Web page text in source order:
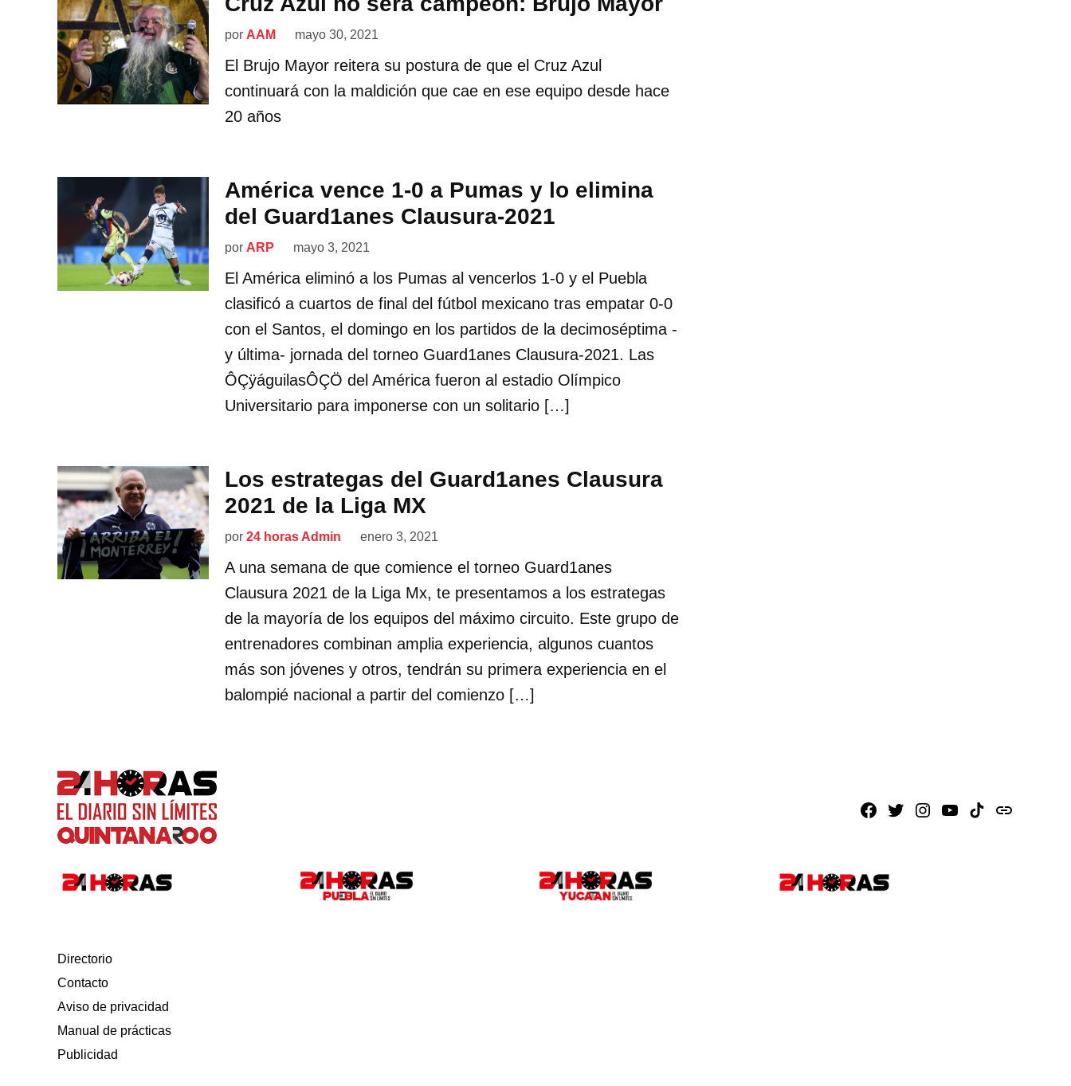
por AAM mayo 30, 2021
El Brujo Mayor reitera su postura de que el Cruz Azul
continuará con la maldición que cae en ese equipo desde hace
20 años
América vence 1-0 a Pumas y lo elimina
del Guard1anes Clausura-2021
por ARP mayo 3, 2021
El América eliminó a los Pumas al vencerlos 1-0 y el Puebla
clasificó a cuartos de final del fútbol mexicano tras empatar 0-0
con el Santos, el domingo en los partidos de la decimoséptima -
y última- jornada del torneo Guard1anes Clausura-2021. Las
ÔÇÿáguilasÔÇÖ del América fueron al estadio Olímpico
Universitario para imponerse con un solitario […]
Los estrategas del Guard1anes Clausura
2021 de la Liga MX
por 24 horas Admin enero 3, 2021
A una semana de que comience el torneo Guard1anes
Clausura 2021 de la Liga Mx, te presentamos a los estrategas
de la mayoría de los equipos del máximo circuito. Este grupo de
entrenadores combinan amplia experiencia, algunos cuantos
más son jóvenes y otros, tendrán su primera experiencia en el
balompié nacional a partir del comienzo […]
Facebook
X Instagram
Youtube
TikTok
issuu
Directorio
Contacto
Aviso de privacidad
Manual de prácticas
Publicidad